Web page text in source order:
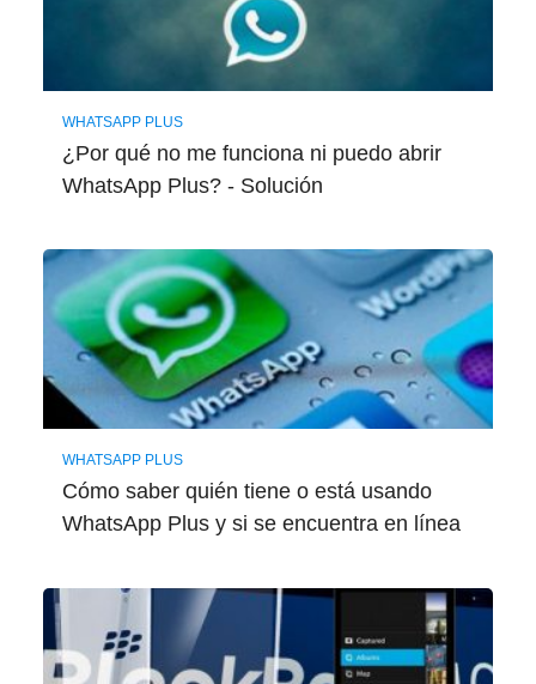
WHATSAPP PLUS
¿Por qué no me funciona ni puedo abrir
WhatsApp Plus? - Solución
WHATSAPP PLUS
Cómo saber quién tiene o está usando
WhatsApp Plus y si se encuentra en línea